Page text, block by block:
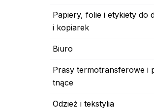
Papiery, folie i etykiety do
i kopiarek
Biuro
Prasy termotransferowe i
tnące
Odzież i tekstylia